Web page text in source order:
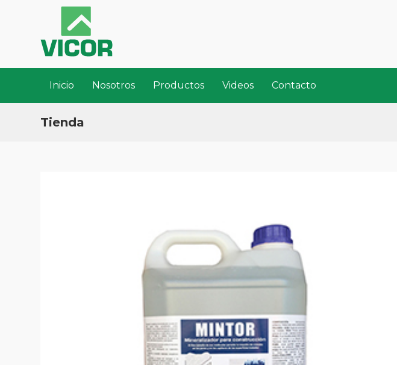
Inicio Nosotros Productos Videos Contacto
Tienda